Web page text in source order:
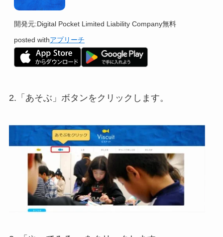
開発元:Digital Pocket Limited Liability Company無料
posted withアプリーチ
2.「あそぶ」ボタンをクリックします。